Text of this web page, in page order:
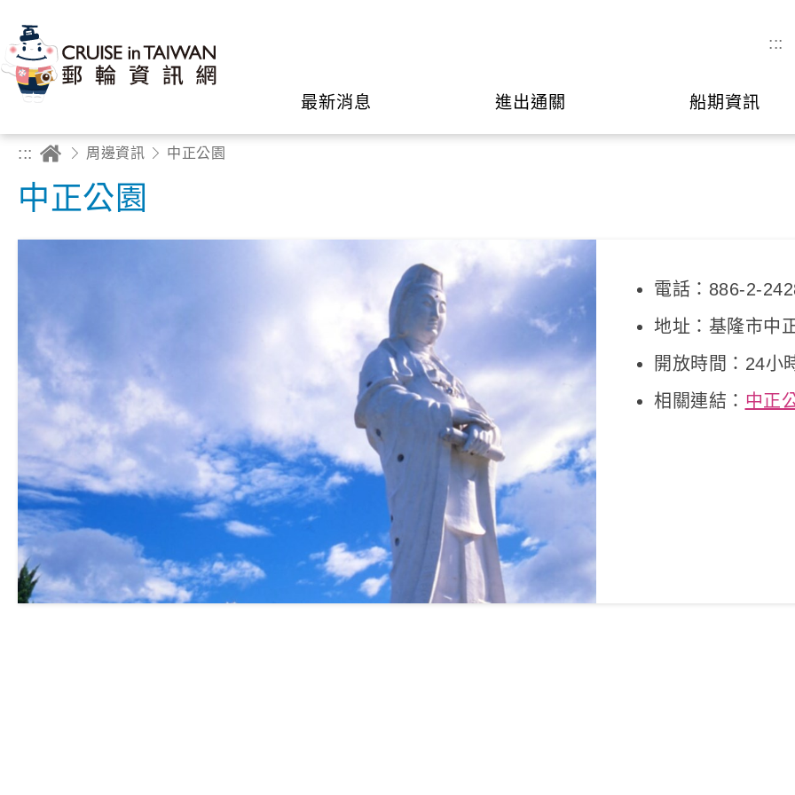
:::
最新消息 進出通關 船期資訊
::: 周邊資訊 中正公園
中正公園
電話：886-2-
地址：基隆市中
開放時間：24小
相關連結： 中正